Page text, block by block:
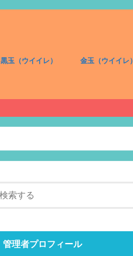
黒玉（ウイイレ） 金玉（ウイイレ）
管理者プロフィール